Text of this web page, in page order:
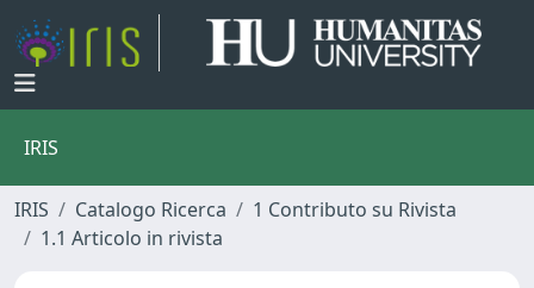
IRIS
IRIS Catalogo Ricerca
1 Contributo su Rivista
1.1 Articolo in rivista